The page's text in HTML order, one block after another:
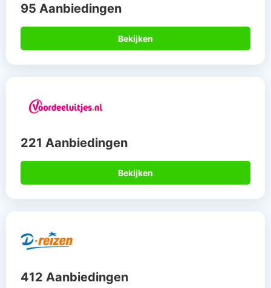
95 Aanbiedingen
Bekijken
221 Aanbiedingen
Bekijken
412 Aanbiedingen